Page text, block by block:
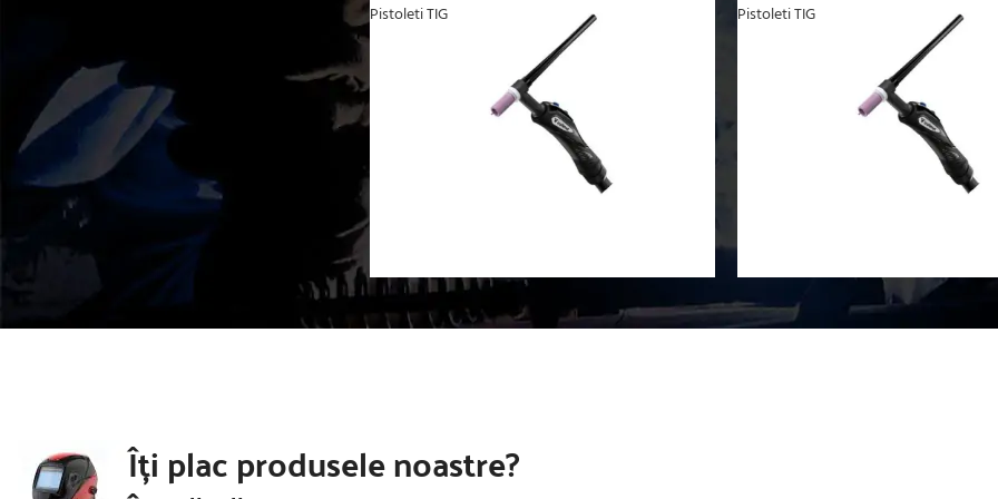
2
Pistoleti TIG Pistoleti TIG
Îți plac produsele noastre?